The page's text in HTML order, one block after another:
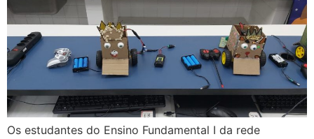
Os estudantes do Ensino Fundamental I da rede